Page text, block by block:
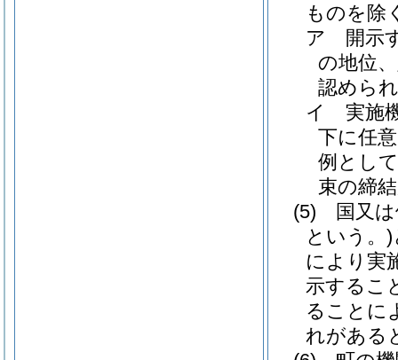
ものを除
ア
開示
の地位
認めら
イ
実施
下に任
例とし
束の締
(5)
国又
という。)
により実
示するこ
ることに
れがある